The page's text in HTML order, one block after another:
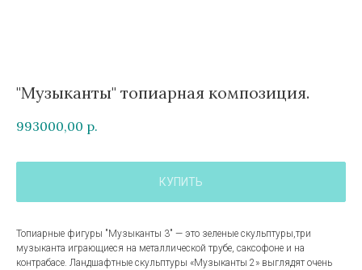
"Музыканты" топиарная композиция.
993000,00 р.
КУПИТЬ
Топиарные фигуры "Музыканты 3" — это зеленые скульптуры,три
музыканта играющиеся на металлической трубе, саксофоне и на
контрабасе. Ландшафтные скульптуры «Музыканты 2» выглядят очень